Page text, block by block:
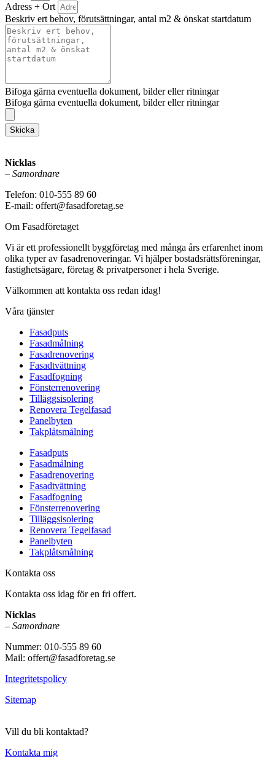
Adress + Ort
Beskriv ert behov, förutsättningar, antal m2 & önskat startdatum
Bifoga gärna eventuella dokument, bilder eller ritningar
Bifoga gärna eventuella dokument, bilder eller ritningar
Skicka
Nicklas
– Samordnare
Telefon: 010-555 89 60
E-mail: offert@fasadforetag.se
Om Fasadföretaget
Vi är ett professionellt byggföretag med många års erfarenhet inom
olika typer av fasadrenoveringar. Vi hjälper bostadsrättsföreningar,
fastighetsägare, företag & privatpersoner i hela Sverige.
Välkommen att kontakta oss redan idag!
Våra tjänster
Fasadputs
Fasadmålning
Fasadrenovering
Fasadtvättning
Fasadfogning
Fönsterrenovering
Tilläggsisolering
Renovera Tegelfasad
Panelbyten
Takplåtsmålning
Fasadputs
Fasadmålning
Fasadrenovering
Fasadtvättning
Fasadfogning
Fönsterrenovering
Tilläggsisolering
Renovera Tegelfasad
Panelbyten
Takplåtsmålning
Kontakta oss
Kontakta oss idag för en fri offert.
Nicklas
– Samordnare
Nummer: 010-555 89 60
Mail: offert@fasadforetag.se
Integritetspolicy
Sitemap
Vill du bli kontaktad?
Kontakta mig